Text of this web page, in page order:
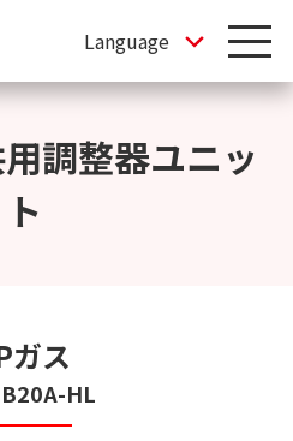
調整器ユニッ
ト
ガス
HL